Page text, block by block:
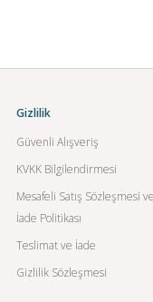
Gizlilik
Güvenli Alışveriş
KVKK Bilgilendirmesi
Mesafeli Satış Sözleşmesi ve
İade Politikası
Teslimat ve İade
Gizlilik Sözleşmesi